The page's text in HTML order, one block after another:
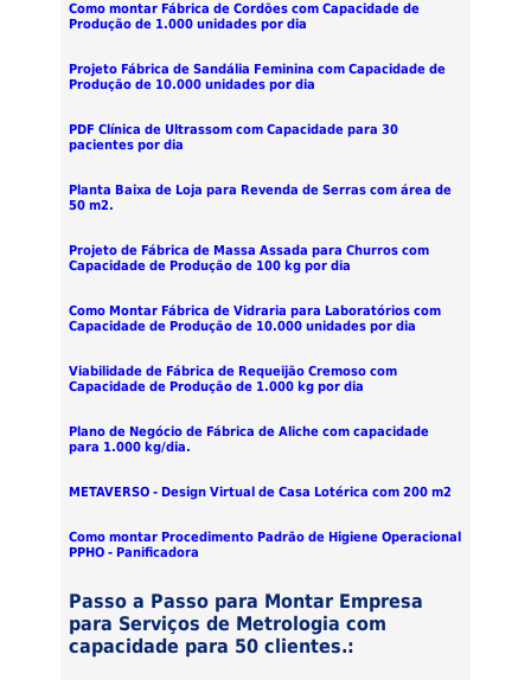
Como montar Fábrica de Cordões com Capacidade de
Produção de 1.000 unidades por dia
Projeto Fábrica de Sandália Feminina com Capacidade de
Produção de 10.000 unidades por dia
PDF Clínica de Ultrassom com Capacidade para 30
pacientes por dia
Planta Baixa de Loja para Revenda de Serras com área de
50 m2.
Projeto de Fábrica de Massa Assada para Churros com
Capacidade de Produção de 100 kg por dia
Como Montar Fábrica de Vidraria para Laboratórios com
Capacidade de Produção de 10.000 unidades por dia
Viabilidade de Fábrica de Requeijão Cremoso com
Capacidade de Produção de 1.000 kg por dia
Plano de Negócio de Fábrica de Aliche com capacidade
para 1.000 kg/dia.
METAVERSO - Design Virtual de Casa Lotérica com 200 m2
Como montar Procedimento Padrão de Higiene Operacional
PPHO - Panificadora
Passo a Passo para Montar Empresa
para Serviços de Metrologia com
capacidade para 50 clientes.: